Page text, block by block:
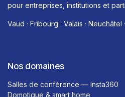
pour entreprises, institutions et
Vaud · Fribourg · Valais · Neuchâtel
Nos domaines
Salles de conférence — Insta360
Domotique & smart home